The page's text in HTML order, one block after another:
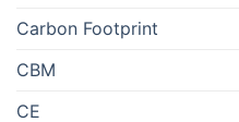
Carbon Footprint
CBM
CE